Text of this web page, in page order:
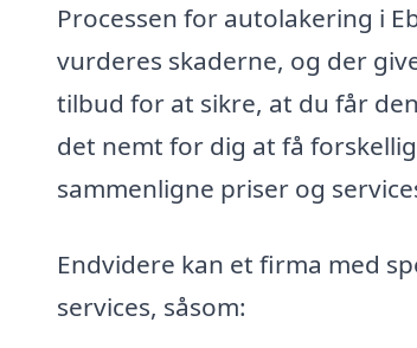
Processen for autolakering i
vurderes skaderne, og der
tilbud for at sikre, at du får
det nemt for dig at få
sammenligne priser og
Endvidere kan et firma med
services, såsom: